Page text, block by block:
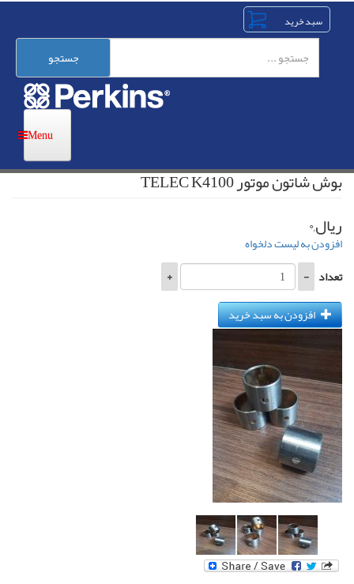
رفتن
محتوای
جستجو
بوش شاتون موتور TELEC K4100
ریال,۰
افزودن به لیست دلخواه
تعداد -
+
افزودن به سبد خرید